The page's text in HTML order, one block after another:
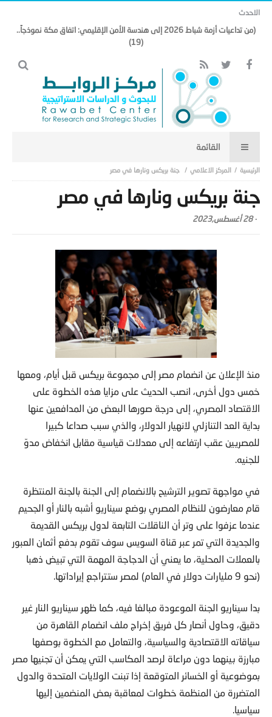
الاحدث
(من تداعيات أزمة شباط 2026 إلى هندسة الأمن الإقليمي: اتفاق مكة نموذجاً..
(19)
المركز الاعلامي جنة بريكس ونارها في مصر
جنة بريكس ونارها في مصر
-28 أغسطس,2023
منذ الإعلان عن انضمام مصر إلى مجموعة بريكس قبل أيام، ومعها
خمس دول أخرى، انصب الحديث على مزايا هذه الخطوة على
الاقتصاد المصري، إلى درجة صورها البعض من المدافعين عنها
بداية العد التنازلي لانهيار الدولار، والذي سبب صداعا كبيرا
للمصريين عقب ارتفاعه إلى معدلات قياسية مقابل انخفاض مدوّ
للجنيه.
في مواجهة تصوير الترشيح بالانضمام إلى الجنة بالجنة المنتظرة
قام معارضون للنظام المصري بوضع سيناريو أشبه بالنار أو الجحيم
عندما عزفوا على وتر أن الناقلات التابعة لدول بريكس القديمة
والجديدة التي تمر عبر قناة السويس سوف تقوم بدفع أثمان العبور
بالعملات المحلية، ما يعني أن الدجاجة المهمة التي تبيض ذهبا
(نحو 9 مليارات دولار في العام) لمصر ستتراجع إيراداتها.
بدا سيناريو الجنة الموعودة مبالغا فيه، كما ظهر سيناريو النار غير
دقيق، وحاول أنصار كل فريق إخراج ملف انضمام القاهرة من
سياقاته الاقتصادية والسياسية، والتعامل مع الخطوة بوصفها
مبارزة بينهما دون مراعاة لرصد المكاسب التي يمكن أن تجنيها مصر
بموضوعية أو الخسائر المتوقعة إذا تبنت الولايات المتحدة والدول
المتضررة من المنظمة خطوات لمعاقبة بعض المنضمين إليها
سياسيا.